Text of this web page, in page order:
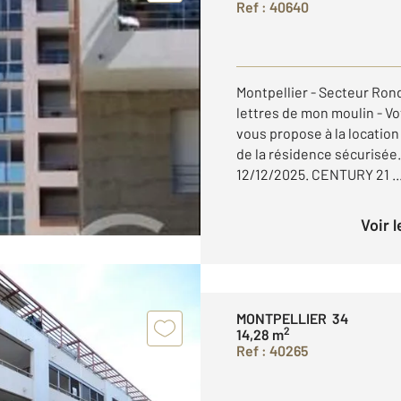
Ref : 40640
Montpellier - Secteur
lettres de mon moulin -
vous propose à la
de la résidence
12/12/2025. CENTURY 21
Voir
MONTPELLIER 34
14,28 m2
Ref : 40265